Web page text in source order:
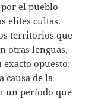
el pueblo
elites cultas.
territorios que
otras lenguas,
opuesto:
causa de la
un período que